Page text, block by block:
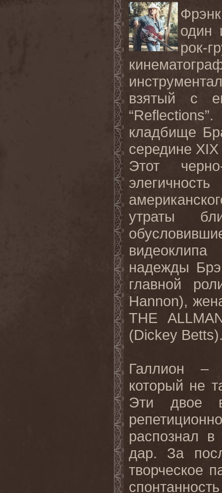
один
рок-
взятый с
“Reflections
кладбище
середине XIX
Этот
утраты
надежды
главной
Hannon),
THE
(Dickey Betts
Галлион –
который не
Эти двое
распознал
дар. За
творческое